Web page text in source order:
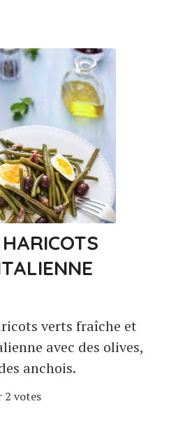
verts fraîche et
avec des olives,
anchois.
2 votes